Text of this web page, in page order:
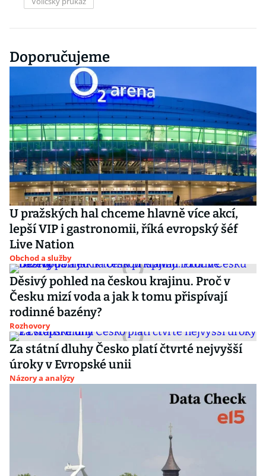
Doporučujeme
U pražských hal chceme hlavně více akcí,
lepší VIP i gastronomii, říká evropský šéf
Live Nation
Obchod a služby
Děsivý pohled na českou krajinu. Proč v
Česku mizí voda a jak k tomu přispívají
rodinné bazény?
Rozhovory
Za státní dluhy Česko platí čtvrté nejvyšší
úroky v Evropské unii
Názory a analýzy